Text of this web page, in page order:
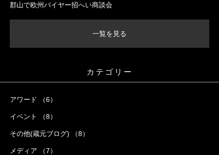
郡山で欧州バイヤー招へい商談会
一覧を見る
カテゴリー
アワード （6）
イベント （8）
その他(蔵元ブログ) （8）
メディア （7）